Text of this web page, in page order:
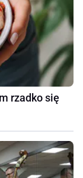
rzadko się